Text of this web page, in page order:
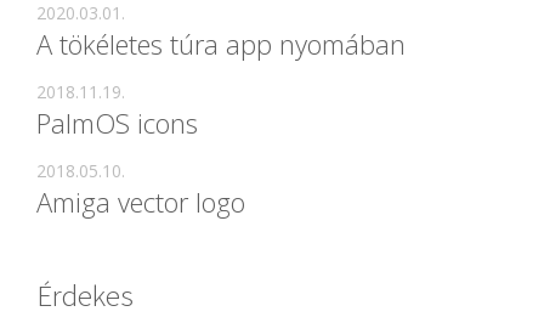
A tökéletes túra app nyomában
2020.03.01.
PalmOS icons
2018.11.19.
Amiga vector logo
2018.05.10.
Érdekes